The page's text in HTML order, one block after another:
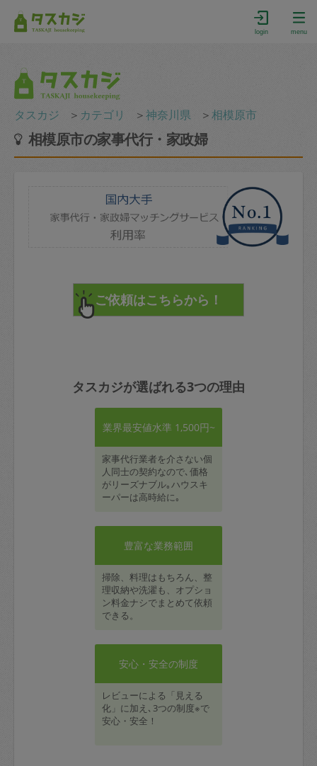
login menu
タスカジ ＞ カテゴリ ＞神奈川県 ＞相模原市
相模原市の家事代行・家政婦
タスカジが選ばれる3つの理由
業界最安値水準 1,500円~
家事代行業者を介さない個
人同士の契約なので､価格
がリーズナブル｡ハウスキ
ーパーは高時給に｡
豊富な業務範囲
掃除、料理はもちろん、整
理収納や洗濯も、オプショ
ン料金ナシでまとめて依頼
できる。
安心・安全の制度
レビューによる「見える
化」に加え､3つの制度※で
安心・安全！